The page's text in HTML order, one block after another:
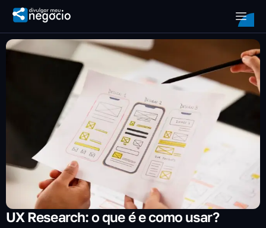
UX Research: o que é e como usar?